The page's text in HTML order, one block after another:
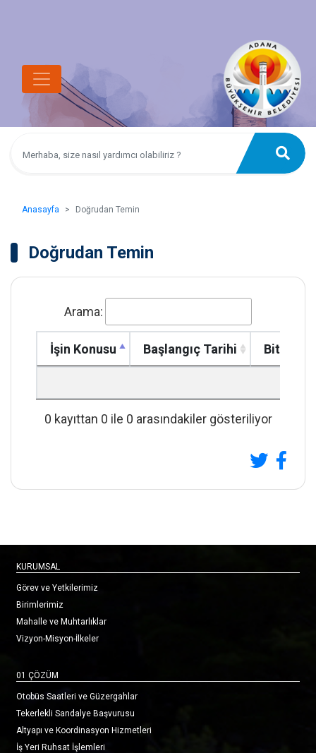
Anasayfa Doğrudan Temin
Doğrudan Temin
Arama:
İşin Konusu Başlangıç Tarihi
Bitiş
0 kayıttan 0 ile 0 arasındakiler gösteriliyor
KURUMSAL
Görev ve Yetkilerimiz
Birimlerimiz
Mahalle ve Muhtarlıklar
Vizyon-Misyon-İlkeler
01 ÇÖZÜM
Otobüs Saatleri ve Güzergahlar
Tekerlekli Sandalye Başvurusu
Altyapı ve Koordinasyon Hizmetleri
İş Yeri Ruhsat İşlemleri